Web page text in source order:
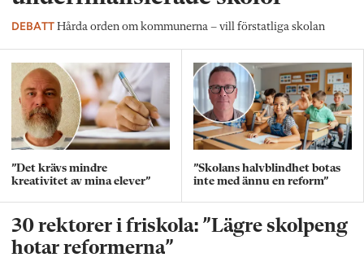
DEBATT Hårda orden om kommunerna – vill förstatliga skolan
”Det krävs mindre
kreativitet av mina elever”
”Skolans halvblindhet botas
inte med ännu en reform”
30 rektorer i friskola: ”Lägre skolpeng
hotar reformerna”